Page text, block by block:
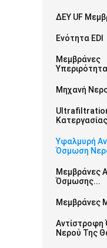
ΔΕΥ UF
Ενότητα EDI
Μεμβράνες
Μηχανή
Υφαλμυρή
Όσμωση
Μεμβράνες
Όσμωσης...
Μεμβράνες
Νερού Της